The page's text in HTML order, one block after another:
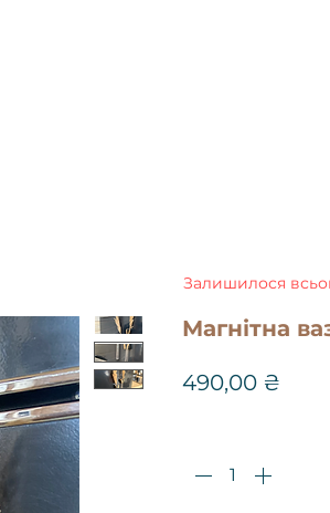
Магнітна
490,00 ₴
Залишилося